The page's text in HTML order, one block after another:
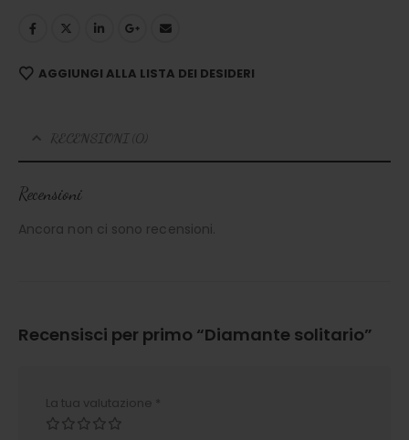
AGGIUNGI ALLA LISTA DEI DESIDERI
RECENSIONI (0)
Recensioni
Ancora non ci sono recensioni.
Recensisci per primo “Diamante solitario”
La tua valutazione *